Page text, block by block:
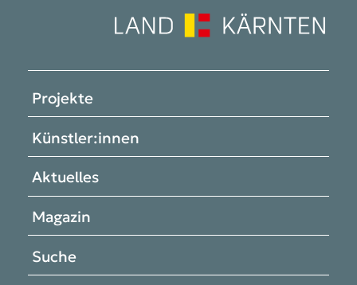
Projekte
Künstler:innen
Aktuelles
Magazin
Suche